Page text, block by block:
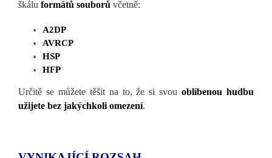
škálu formátů souborů včetně:
A2DP
AVRCP
HSP
HFP
Určitě se můžete těšit na to, že si svouoblíbenou hudbu
užijete bez jakýchkoli omezení.